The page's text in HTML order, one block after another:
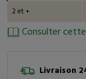
2 et +
Consulter
Livraison